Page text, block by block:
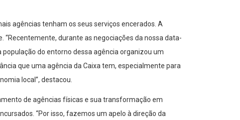
agências tenham os seus serviços encerados. A
durante as negociações da nossa data-
do entorno dessa agência organizou um
que uma agência da Caixa tem, especialmente para
local”, destacou.
de agências físicas e sua transformação em
“Por isso, fazemos um apelo à direção da